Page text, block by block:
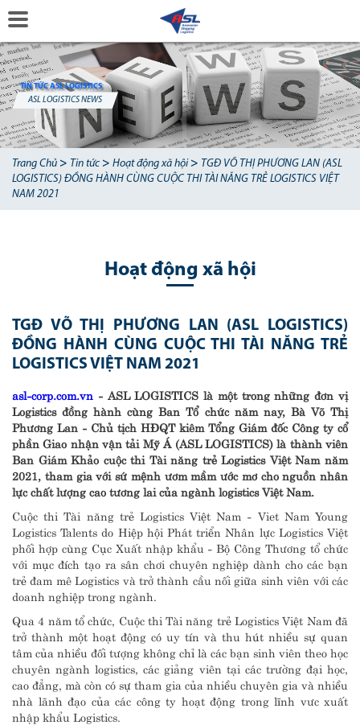
TIN TỨC ASL LOGISTICS
ASL LOGISTICS NEWS
Trang Chủ > Tin tức > Hoạt động xã hội> TGĐ VÕ THỊ PHƯƠNG LAN (ASL
LOGISTICS) ĐỒNG HÀNH CÙNG CUỘC THI TÀI NĂNG TRẺ LOGISTICS VIỆT
NAM 2021
Hoạt động xã hội
TGĐ VÕ THỊ PHƯƠNG LAN (ASL LOGISTICS)
ĐỒNG HÀNH CÙNG CUỘC THI TÀI NĂNG TRẺ
LOGISTICS VIỆT NAM 2021
asl-corp.com.vn - ASL LOGISTICS là một trong những đơn vị
Logistics đồng hành cùng Ban Tổ chức năm nay, Bà Võ Thị
Phương Lan - Chủ tịch HĐQT kiêm Tổng Giám đốc Công ty cổ
phần Giao nhận vận tải Mỹ Á (ASL LOGISTICS)là thành viên
Ban Giám Khảo cuộc thi Tài năng trẻ Logistics Việt Nam năm
2021, tham gia với sứ mệnh ươm mầm ước mơ cho nguồn nhân
lực chất lượng cao tương lai của ngành logistics Việt Nam.
Cuộc thi Tài năng trẻ Logistics Việt Nam - Viet Nam Young
Logistics Talents do Hiệp hội Phát triển Nhân lực Logistics Việt
phối hợp cùng Cục Xuất nhập khẩu - Bộ Công Thương tổ chức
với mục đích tạo ra sân chơi chuyên nghiệp dành cho các bạn
trẻ đam mê Logistics và trở thành cầu nối giữa sinh viên với các
doanh nghiệp trong ngành.
Qua 4 năm tổ chức, Cuộc thi Tài năng trẻ Logistics Việt Nam đã
trở thành một hoạt động có uy tín và thu hút nhiều sự quan
tâm của nhiều đối tượng không chỉ là các bạn sinh viên theo học
chuyên ngành logistics, các giảng viên tại các trường đại học,
cao đẳng, mà còn có sự tham gia của nhiều chuyên gia và nhiều
nhà lãnh đạo của các công ty hoạt động trong lĩnh vưc xuất
nhập khẩu Logistics.